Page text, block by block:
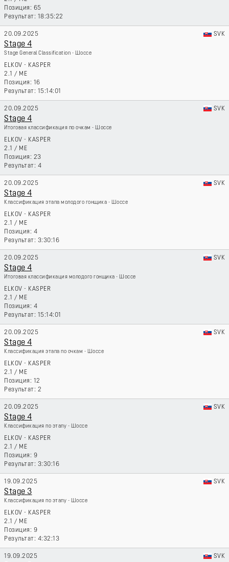
65
18:35:22
20.09.2025 SVK
Stage 4
Stage General Classification - Шоссе
ELKOV - KASPER
2.1 / ME
16
15:14:01
20.09.2025 SVK
Stage 4
Итоговая классификация по очкам - Шоссе
ELKOV - KASPER
2.1 / ME
23
4
20.09.2025 SVK
Stage 4
Классификация этапа молодого гонщика - Шоссе
ELKOV - KASPER
2.1 / ME
4
3:30:16
20.09.2025 SVK
Stage 4
Итоговая классификация молодого гонщика - Шоссе
ELKOV - KASPER
2.1 / ME
4
15:14:01
20.09.2025 SVK
Stage 4
Классификация этапа по очкам - Шоссе
ELKOV - KASPER
2.1 / ME
12
2
20.09.2025 SVK
Stage 4
Классификация по этапу - Шоссе
ELKOV - KASPER
2.1 / ME
9
3:30:16
19.09.2025 SVK
Stage 3
Классификация по этапу - Шоссе
ELKOV - KASPER
2.1 / ME
9
4:32:13
19.09.2025 SVK